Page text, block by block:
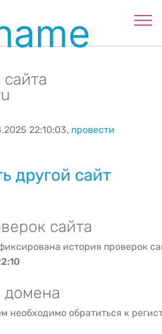
22:10:03, провести
другой сайт
сайта
история проверок
домена
необходимо обратиться к